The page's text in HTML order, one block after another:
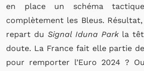
en place un schéma
complètement les Bleus. Résultat,
repart du Signal Iduna Parkla
doute. La France fait elle partie
pour remporter l’Euro 2024 ?